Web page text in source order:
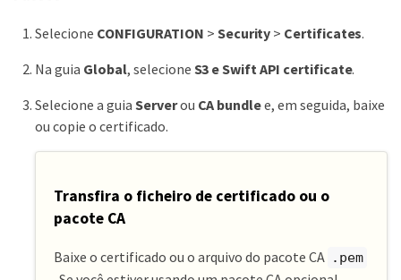
Selecione CONFIGURATION > Security > Certificates.
Na guia Global, selecione S3 e Swift API certificate.
Selecione a guia Serverou CA bundlee, em seguida, baixe
ou copie o certificado.
Transfira o ficheiro de certificado ou o
pacote CA
Baixe o certificado ou o arquivo do pacote CA .pem